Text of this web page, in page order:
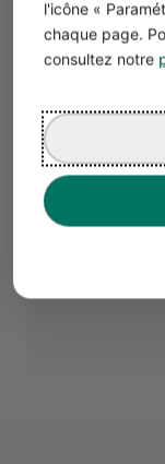
l'icône «
chaque page.
consultez notre